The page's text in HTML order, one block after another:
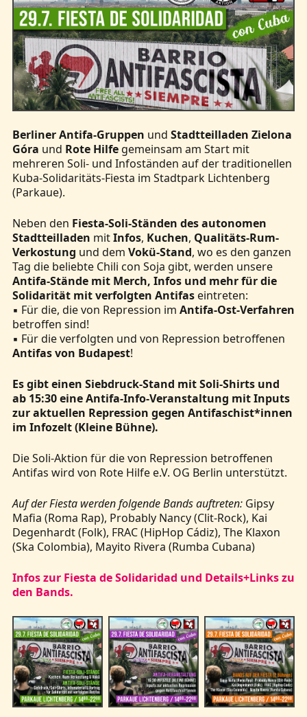
Berliner Antifa-Gruppen und Stadtteilladen Zielona
Góra und Rote Hilfegemeinsam am Start mit
mehreren Soli- und Infoständen auf der traditionellen
Kuba-Solidaritäts-Fiesta im Stadtpark Lichtenberg
(Parkaue).
Neben den Fiesta-Soli-Ständen des autonomen
Stadtteilladen mitInfos, Kuchen, Qualitäts-Rum-
Verkostung und dem Vokü-Stand, wo es den ganzen
Tag die beliebte Chili con Soja gibt, werden unsere
Antifa-Stände mit Merch, Infos und mehr für die
Solidarität mit verfolgten Antifaseintreten:
▪ Für die, die von Repression im Antifa-Ost-Verfahren
betroffen sind!
▪ Für die verfolgten und von Repression betroffenen
Antifas von Budapest!
Es gibt einen Siebdruck-Stand mit Soli-Shirts und
ab 15:30 eine Antifa-Info-Veranstaltung mit Inputs
zur aktuellen Repression gegen Antifaschist*innen
im Infozelt (Kleine Bühne).
Die Soli-Aktion für die von Repression betroffenen
Antifas wird von Rote Hilfe e.V. OG Berlin unterstützt.
Auf der Fiesta werden folgende Bands auftreten: Gipsy
Mafia (Roma Rap), Probably Nancy (Clit-Rock), Kai
Degenhardt (Folk), FRAC (HipHop Cádiz), The Klaxon
(Ska Colombia), Mayito Rivera (Rumba Cubana)
Infos zur Fiesta de Solidaridad und Details+Links zu
den Bands.